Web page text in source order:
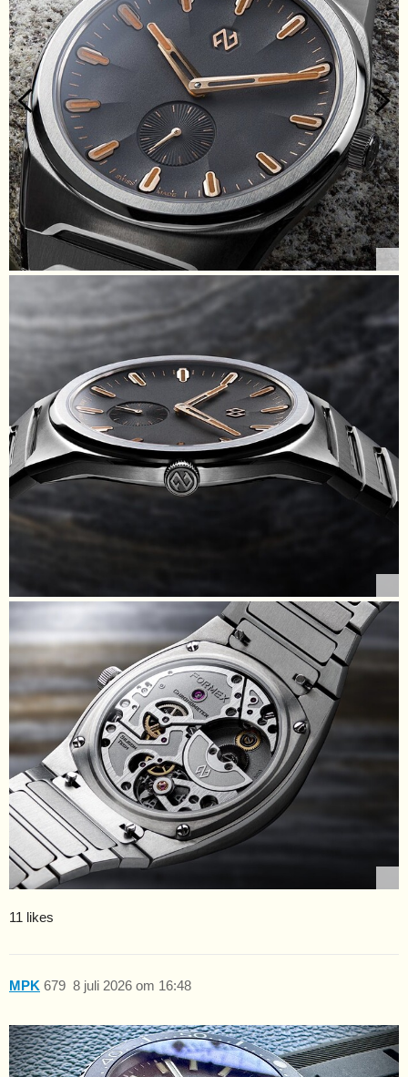
11 likes
MPK 8 juli 2026 om 16:48
679